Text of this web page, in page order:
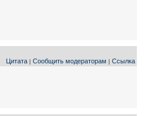
Цитата Сообщить модераторам Ссылка